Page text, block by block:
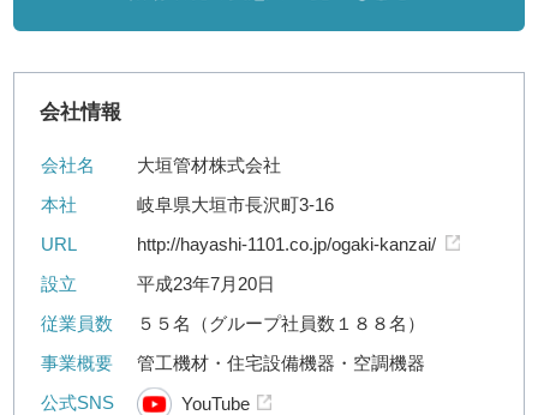
会社情報
会社名
大垣管材株式会社
本社
岐阜県大垣市長沢町3-16
URL
http://hayashi-1101.co.jp/ogaki-kanzai/
設立
平成23年7月20日
従業員数
５５名（グループ社員数１８８名）
事業概要
管工機材・住宅設備機器・空調機器
公式SNS
YouTube